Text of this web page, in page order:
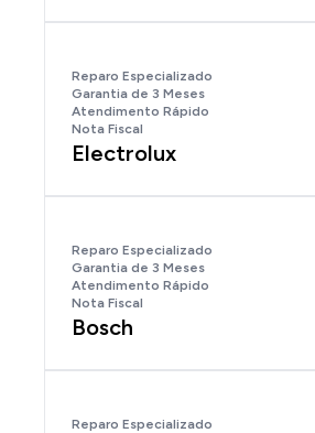
Reparo Especializado
Garantia de 3 Meses
Atendimento Rápido
Nota Fiscal
Electrolux
Reparo Especializado
Garantia de 3 Meses
Atendimento Rápido
Nota Fiscal
Bosch
Reparo Especializado